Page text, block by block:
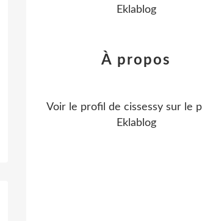
Eklablog
À propos
Voir le profil de cissessysur le
Eklablog